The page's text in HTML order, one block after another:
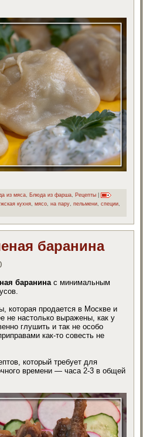
из мяса Блюда из фарша Рецепты
кухня ,мясо ,на пару ,пельмени ,специи
баранина
баранинас минимальным
которая продается в Москве и
не настолько выражены, как у
глушить и так не особо
как-то совесть не
который требует для
времени — часа 2-3 в общей